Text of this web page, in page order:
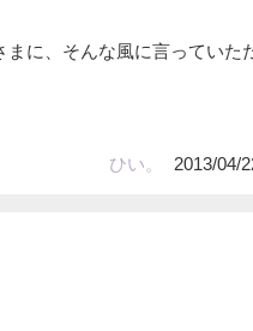
に、そんな風に言っていた
ひい。
2013/04/